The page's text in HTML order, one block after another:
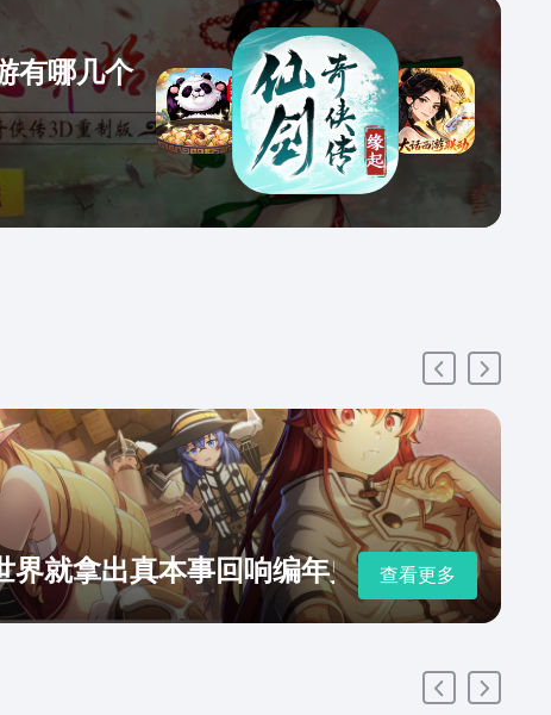
有哪几个
界就拿出真本事回响编年史下载地址
查看更多